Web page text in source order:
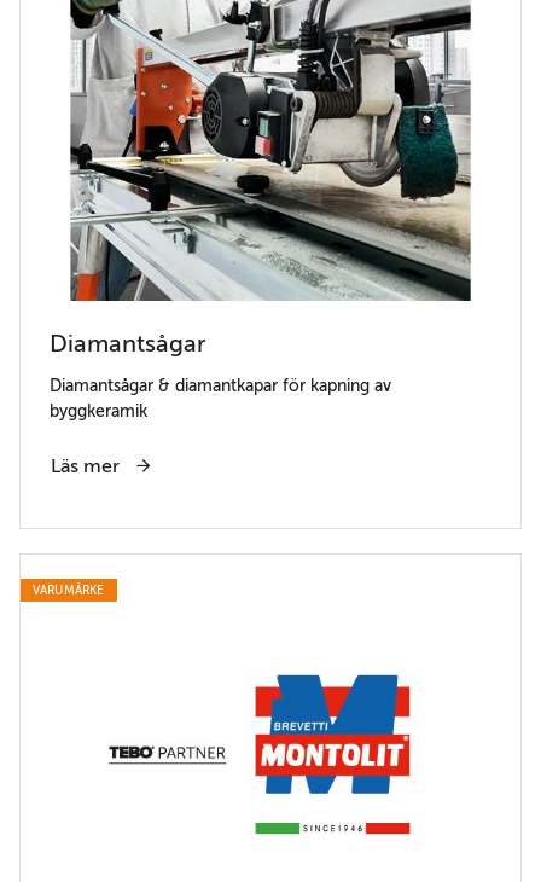
Diamantsågar
Diamantsågar & diamantkapar för kapning av
byggkeramik
Läs mer
VARUMÄRKE